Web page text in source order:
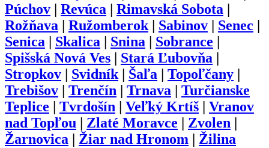
Púchov
Revúca Rimavská Sobota
Rožňava
Ružomberok| Sabinov Senec
Senica
Skalica Snina Sobrance
Spišská Nová Ves
Stará Ľubovňa
Stropkov
Svidník| Šaľa Topoľčany
Trebišov
Trenčín Trnava
Turčianske
Teplice
Tvrdošín Veľký Krtíš
Vranov
nad Topľou
Zlaté Moravce Zvolen
Žarnovica
Žiar nad Hronom Žilina